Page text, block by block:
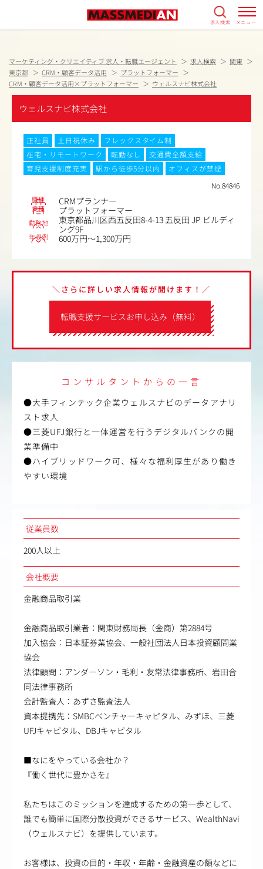
求人検索 メニュー
マーケティング・クリエイティブ 求人・転職エージェント 求人検索
関東
東京都
CRM・顧客データ活用
プラットフォーマー
CRM・顧客データ活用×プラットフォーマー
ウェルスナビ株式会社
ウェルスナビ株式会社
正社員 土日祝休み
フレックスタイム制
在宅・リモートワーク
転勤なし
交通費全額支給
育児支援制度充実
駅から徒歩5分以内
オフィスが禁煙
No.84846
職種 CRMプランナー
業種 プラットフォーマー
勤務地
東京都品川区西五反田8-4-13 五反田 JP ビルディ
ング9F
年収例 600万円～1,300万円
転職支援サービスお申し込み（無料）
＼さらに詳しい求人情報が聞けます！／
コンサルタントからの一言
●大手フィンテック企業ウェルスナビのデータアナリ
スト求人
●三菱UFJ銀行と一体運営を行うデジタルバンクの開
業準備中
●ハイブリッドワーク可、様々な福利厚生があり働き
やすい環境
従業員数
200人以上
会社概要
金融商品取引業
金融商品取引業者：関東財務局長（金商）第2884号
加入協会：日本証券業協会、一般社団法人日本投資顧問業
協会
法律顧問：アンダーソン・毛利・友常法律事務所、岩田合
同法律事務所
会計監査人：あずさ監査法人
資本提携先：SMBCベンチャーキャピタル、みずほ、三菱
UFJキャピタル、DBJキャピタル
■なにをやっている会社か？
『働く世代に豊かさを』
私たちはこのミッションを達成するための第一歩として、
誰でも簡単に国際分散投資ができるサービス、WealthNavi
（ウェルスナビ）を提供しています。
お客様は、投資の目的・年収・年齢・金融資産の額などに